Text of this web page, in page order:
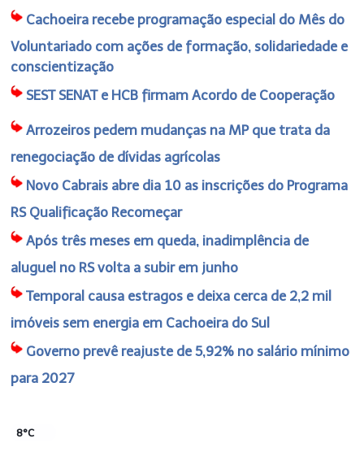
Cachoeira recebe programação especial do Mês do
Voluntariado com ações de formação, solidariedade e
conscientização
SEST SENAT e HCB firmam Acordo de Cooperação
Arrozeiros pedem mudanças na MP que trata da
renegociação de dívidas agrícolas
Novo Cabrais abre dia 10 as inscrições do Programa
RS Qualificação Recomeçar
Após três meses em queda, inadimplência de
aluguel no RS volta a subir em junho
Temporal causa estragos e deixa cerca de 2,2 mil
imóveis sem energia em Cachoeira do Sul
Governo prevê reajuste de 5,92% no salário mínimo
para 2027
8°C